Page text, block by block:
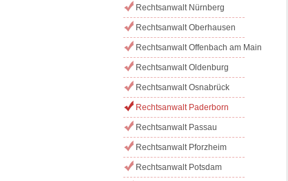
Rechtsanwalt Nürnberg
Rechtsanwalt Oberhausen
Rechtsanwalt Offenbach am Main
Rechtsanwalt Oldenburg
Rechtsanwalt Osnabrück
Rechtsanwalt Paderborn
Rechtsanwalt Passau
Rechtsanwalt Pforzheim
Rechtsanwalt Potsdam